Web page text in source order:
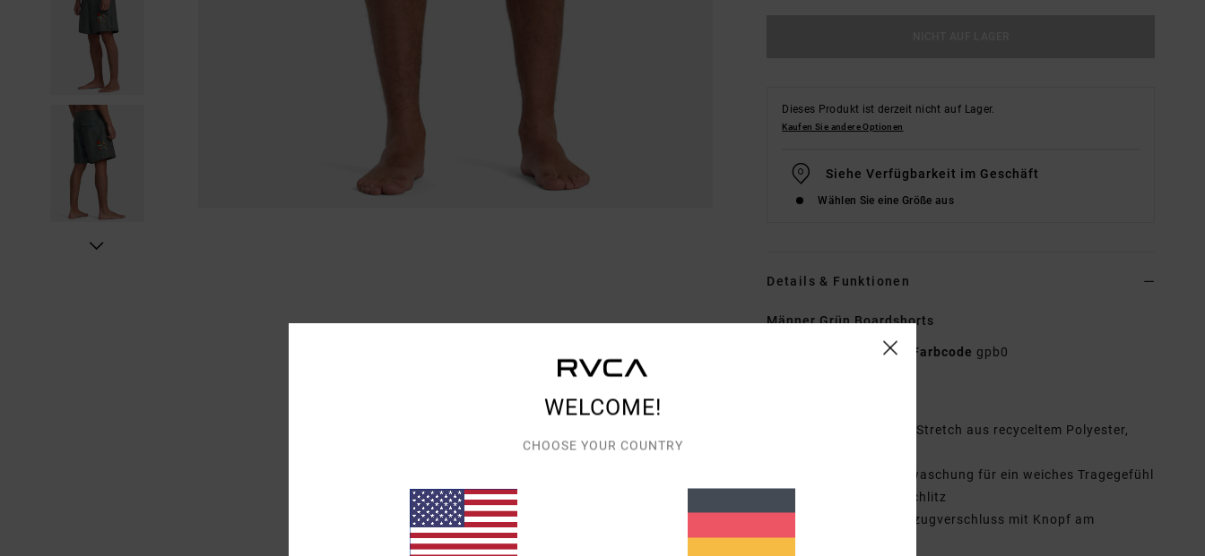
Dieses Produkt ist derzeit nicht auf Lager.
Kaufen Sie andere Optionen
Siehe Verfügbarkeit im Geschäft
Wählen Sie eine Größe aus
Details & Funktionen
Männer Grün Boardshorts
AVYBS00339 Farbcode gpb0
Stoff mit Stretch aus recyceltem Polyester,
Enzymwaschung für ein weiches Tragegefühl
Falscher Schlitz
Kordelzugverschluss mit Knopf am
Hosenschlitz
WELCOME!
CHOOSE YOUR COUNTRY